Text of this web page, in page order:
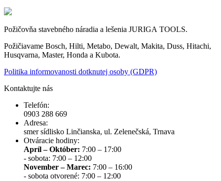
Požičovňa stavebného náradia a lešenia JURIGA TOOLS.
Požičiavame Bosch, Hilti, Metabo, Dewalt, Makita, Duss, Hitachi,
Husqvarna, Master, Honda a Kubota.
Politika informovanosti dotknutej osoby (GDPR)
Kontaktujte nás
Telefón:
0903 288 669
Adresa:
smer sídlisko Linčianska, ul. Zelenečská, Trnava
Otváracie hodiny:
Apríl – Október: 7:00 – 17:00
- sobota: 7:00 – 12:00
November – Marec: 7:00 – 16:00
- sobota otvorené: 7:00 – 12:00